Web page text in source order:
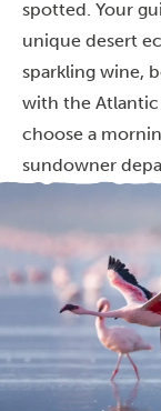
spotted. Your
unique desert
sparkling wine,
with the
choose a
sundowner